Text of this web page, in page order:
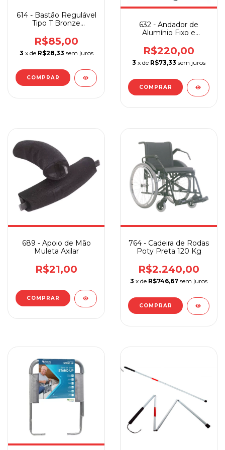
614 - Bastão Regulável
Tipo T Bronze
R$85,00
3 x de R$28,33 sem juros
COMPRAR
632 - Andador de
Alumínio Fixo e
R$220,00
3 x de R$73,33 sem juros
689 - Apoio de Mão
Muleta Axilar
R$21,00
764 - Cadeira de Rodas
Poty Preta 120 Kg
R$2.240,00
3 x de R$746,67 sem juros